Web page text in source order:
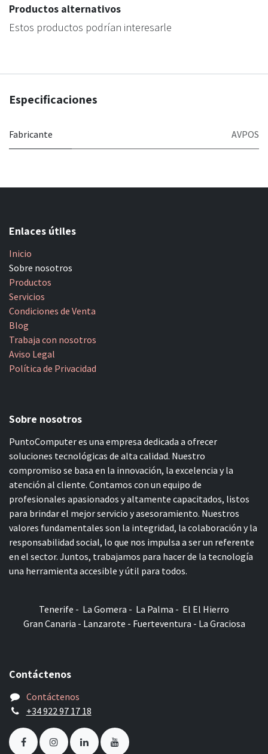
Productos alternativos
Estos productos podrían interesarle
Especificaciones
Fabricante AVPOS
Enlaces útiles
Inicio
Sobre nosotros
Productos
Servicios
Condiciones de Venta
Blog
Trabaja con nosotros
Aviso Legal
Política de Privacidad
Sobre nosotros
PuntoComputer es una empresa dedicada a ofrecer
soluciones tecnológicas de alta calidad. Nuestro
compromiso se basa en la innovación, la excelencia y la
atención al cliente. Contamos con un equipo de
profesionales apasionados y altamente capacitados, listos
para brindar el mejor servicio y asesoramiento. Nuestros
valores fundamentales son la integridad, la colaboración y la
responsabilidad social, lo que nos impulsa a ser un referente
en el sector. Juntos, trabajamos para hacer de la tecnología
una herramienta accesible y útil para todos.
Tenerife - La Gomera - La Palma - El El Hierro
Gran Canaria - Lanzarote - Fuerteventura - La Graciosa
Contáctenos
Contáctenos
+34 922 97 17 18